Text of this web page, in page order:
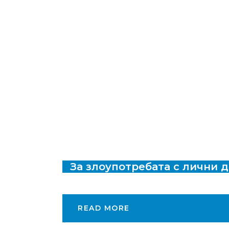
За злоупотребата с лични
READ MORE